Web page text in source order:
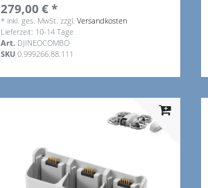
279,00 € *
* inkl. ges. MwSt. zzgl.Versandkosten
Lieferzeit: 10-14 Tage
Art. DJINEOCOMBO
SKU0.999266.88.111